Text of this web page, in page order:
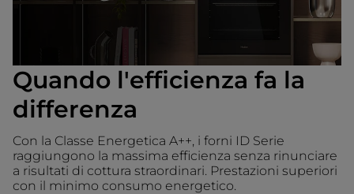
Quando l'efficienza fa la
differenza
Con la Classe Energetica A++, i forni ID Serie
raggiungono la massima efficienza senza rinunciare
a risultati di cottura straordinari. Prestazioni superiori
con il minimo consumo energetico.